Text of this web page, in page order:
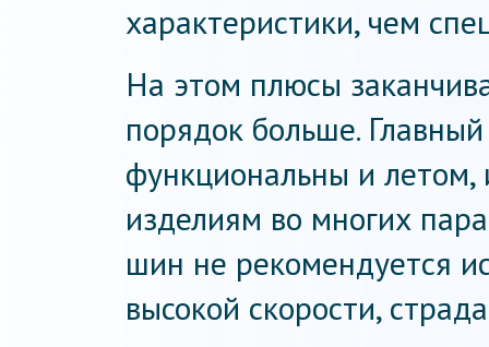
характеристики, чем
На этом плюсы
порядок больше.
функциональны и
изделиям во многих
шин не рекомендуется
высокой скорости,